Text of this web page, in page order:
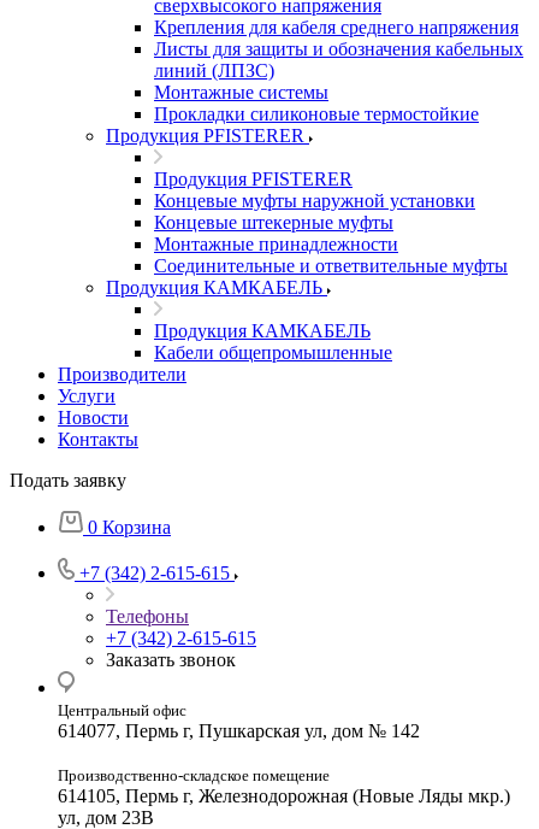
сверхвысокого напряжения
Крепления для кабеля среднего напряжения
Листы для защиты и обозначения кабельных
линий (ЛПЗС)
Монтажные системы
Прокладки силиконовые термостойкие
Продукция PFISTERER
Продукция PFISTERER
Концевые муфты наружной установки
Концевые штекерные муфты
Монтажные принадлежности
Соединительные и ответвительные муфты
Продукция КАМКАБЕЛЬ
Продукция КАМКАБЕЛЬ
Кабели общепромышленные
Производители
Услуги
Новости
Контакты
Подать заявку
0 Корзина
+7 (342) 2-615-615
Телефоны
+7 (342) 2-615-615
Заказать звонок
Центральный офис
614077, Пермь г, Пушкарская ул, дом № 142
Производственно-складское помещение
614105, Пермь г, Железнодорожная (Новые Ляды мкр.)
ул, дом 23В